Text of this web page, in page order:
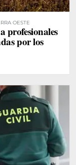
OESTE
profesionales
por los